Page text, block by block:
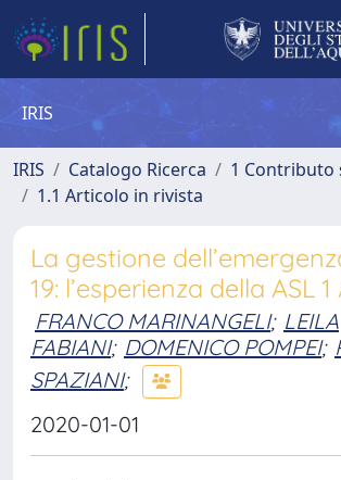
IRIS
IRIS Catalogo Ricerca
1 Contributo
1.1 Articolo in rivista
La gestione
19: l’esperienza della ASL
FRANCO MARINANGELI; LEILA
FABIANI; DOMENICO POMPEI;
SPAZIANI;
2020-01-01